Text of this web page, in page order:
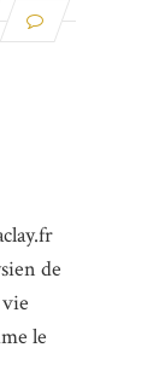
de
vie
le